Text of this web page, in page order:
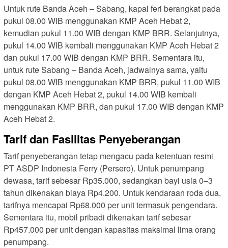
Untuk rute Banda Aceh – Sabang, kapal feri berangkat pada
pukul 08.00 WIB menggunakan KMP Aceh Hebat 2,
kemudian pukul 11.00 WIB dengan KMP BRR. Selanjutnya,
pukul 14.00 WIB kembali menggunakan KMP Aceh Hebat 2
dan pukul 17.00 WIB dengan KMP BRR. Sementara itu,
untuk rute Sabang – Banda Aceh, jadwalnya sama, yaitu
pukul 08.00 WIB menggunakan KMP BRR, pukul 11.00 WIB
dengan KMP Aceh Hebat 2, pukul 14.00 WIB kembali
menggunakan KMP BRR, dan pukul 17.00 WIB dengan KMP
Aceh Hebat 2.
Tarif dan Fasilitas Penyeberangan
Tarif penyeberangan tetap mengacu pada ketentuan resmi
PT ASDP Indonesia Ferry (Persero). Untuk penumpang
dewasa, tarif sebesar Rp35.000, sedangkan bayi usia 0–3
tahun dikenakan biaya Rp4.200. Untuk kendaraan roda dua,
tarifnya mencapai Rp68.000 per unit termasuk pengendara.
Sementara itu, mobil pribadi dikenakan tarif sebesar
Rp457.000 per unit dengan kapasitas maksimal lima orang
penumpang.